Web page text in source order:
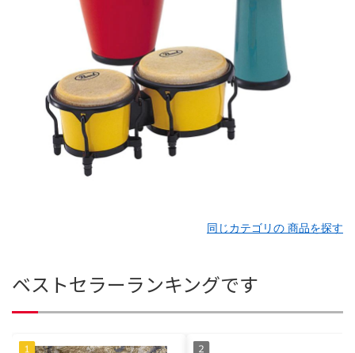
同じカテゴリの 商品を探す
ベストセラーランキングです